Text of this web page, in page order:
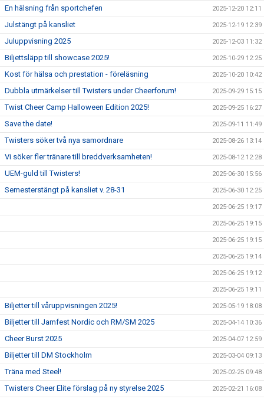
En hälsning från sportchefen 2025-12-20 12:11
Julstängt på kansliet 2025-12-19 12:39
Juluppvisning 2025 2025-12-03 11:32
Biljettsläpp till showcase 2025! 2025-10-29 12:25
Kost för hälsa och prestation - föreläsning 2025-10-20 10:42
Dubbla utmärkelser till Twisters under Cheerforum! 2025-09-29 15:15
Twist Cheer Camp Halloween Edition 2025! 2025-09-25 16:27
Save the date! 2025-09-11 11:49
Twisters söker två nya samordnare 2025-08-26 13:14
Vi söker fler tränare till breddverksamheten! 2025-08-12 12:28
UEM-guld till Twisters! 2025-06-30 15:56
Semesterstängt på kansliet v. 28-31 2025-06-30 12:25
2025-06-25 19:17
2025-06-25 19:15
2025-06-25 19:15
2025-06-25 19:14
2025-06-25 19:12
2025-06-25 19:11
Biljetter till våruppvisningen 2025! 2025-05-19 18:08
Biljetter till Jamfest Nordic och RM/SM 2025 2025-04-14 10:36
Cheer Burst 2025 2025-04-07 12:59
Biljetter till DM Stockholm 2025-03-04 09:13
Träna med Steel! 2025-02-25 09:48
Twisters Cheer Elite förslag på ny styrelse 2025 2025-02-21 16:08